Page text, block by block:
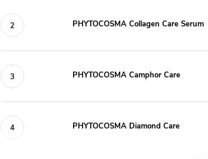
PHYTOCOSMA Collagen Care Serum
PHYTOCOSMA Camphor Care
PHYTOCOSMA Diamond Care